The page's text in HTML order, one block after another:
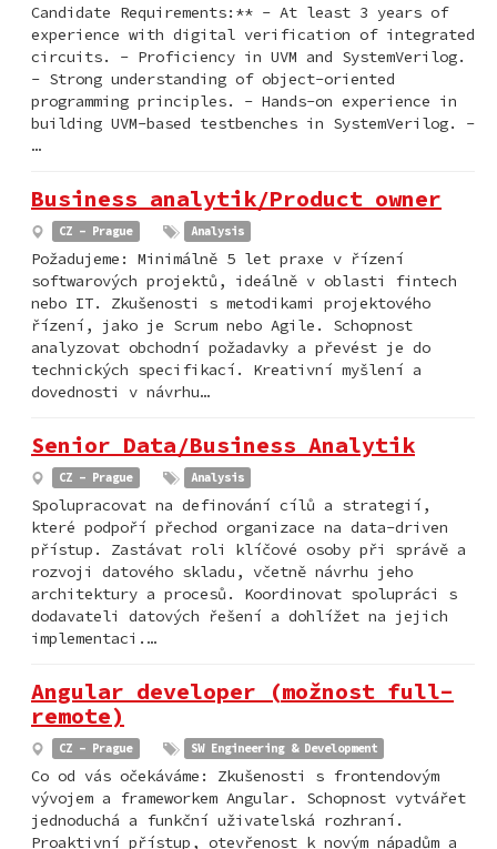
Candidate Requirements:** - At least 3 years of
experience with digital verification of integrated
circuits. - Proficiency in UVM and SystemVerilog.
- Strong understanding of object-oriented
programming principles. - Hands-on experience in
building UVM-based testbenches in SystemVerilog. -
…
Business analytik/Product owner
CZ - Prague Analysis
Požadujeme: Minimálně 5 let praxe v řízení
softwarových projektů, ideálně v oblasti fintech
nebo IT. Zkušenosti s metodikami projektového
řízení, jako je Scrum nebo Agile. Schopnost
analyzovat obchodní požadavky a převést je do
technických specifikací. Kreativní myšlení a
dovednosti v návrhu…
Senior Data/Business Analytik
CZ - Prague Analysis
Spolupracovat na definování cílů a strategií,
které podpoří přechod organizace na data-driven
přístup. Zastávat roli klíčové osoby při správě a
rozvoji datového skladu, včetně návrhu jeho
architektury a procesů. Koordinovat spolupráci s
dodavateli datových řešení a dohlížet na jejich
implementaci.…
Angular developer (možnost full-
remote)
CZ - Prague SW Engineering & Development
Co od vás očekáváme: Zkušenosti s frontendovým
vývojem a frameworkem Angular. Schopnost vytvářet
jednoduchá a funkční uživatelská rozhraní.
Proaktivní přístup, otevřenost k novým nápadům a